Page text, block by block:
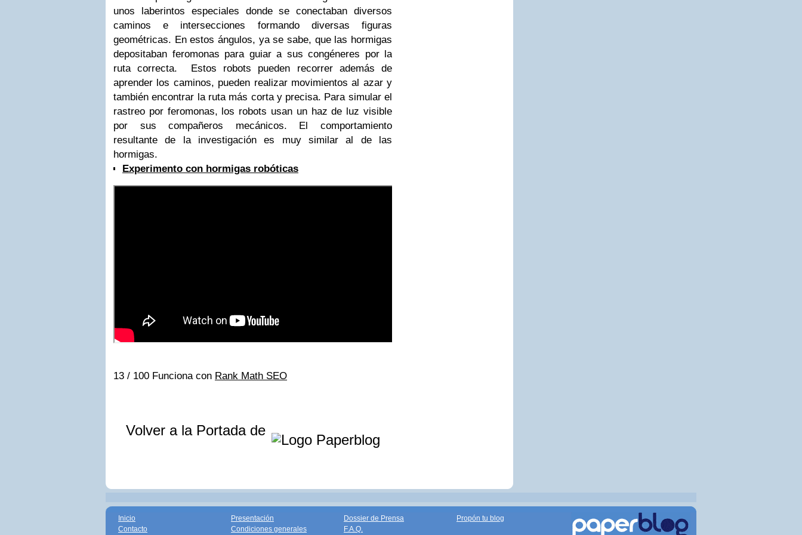
unos laberintos especiales donde se conectaban diversos
caminos e intersecciones formando diversas figuras
geométricas. En estos ángulos, ya se sabe, que las hormigas
depositaban feromonas para guiar a sus congéneres por la
ruta correcta.
Estos robots pueden recorrer además de
aprender los caminos, pueden realizar movimientos al azar y
también encontrar la ruta más corta y precisa. Para simular el
rastreo por feromonas, los robots usan un haz de luz visible
por sus compañeros mecánicos. El comportamiento
resultante de la investigación es muy similar al de las
hormigas.
Experimento con hormigas robóticas
13 / 100 Funciona con Rank Math SEO
Volver a la Portada de
Inicio
Contacto
Presentación
Condiciones generales
Dossier de Prensa
F.A.Q.
Propón tu blog